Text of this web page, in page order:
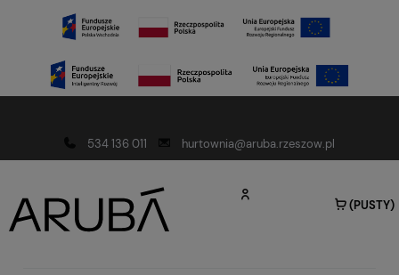
534 136 011
hurtownia@aruba.rzeszow.pl
(PUSTY)